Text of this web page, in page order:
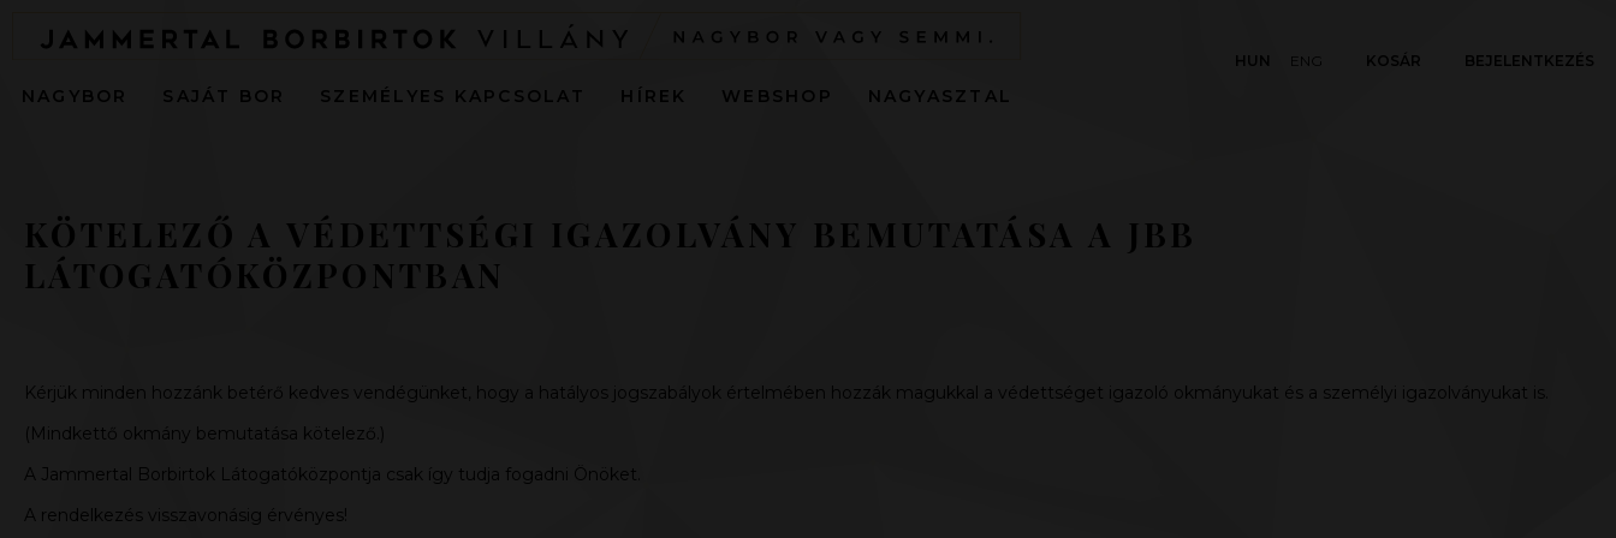
NAGYBOR SAJÁT BOR SZEMÉLYES KAPCSOLAT HÍREK WEBSHOP NAGYASZTAL
HUN ENG KOSÁR BEJELENTKEZÉS
KÖTELEZŐ A VÉDETTSÉGI IGAZOLVÁNY BEMUTATÁSA A JBB
LÁTOGATÓKÖZPONTBAN
Kérjük minden hozzánk betérő kedves vendégünket, hogy a hatályos jogszabályok értelmében hozzák magukkal a védettséget igazoló okmányukat és a személyi igazolványukat is.
(Mindkettő okmány bemutatása kötelező.)
A Jammertal Borbirtok Látogatóközpontja csak így tudja fogadni Önöket.
A rendelkezés visszavonásig érvényes!